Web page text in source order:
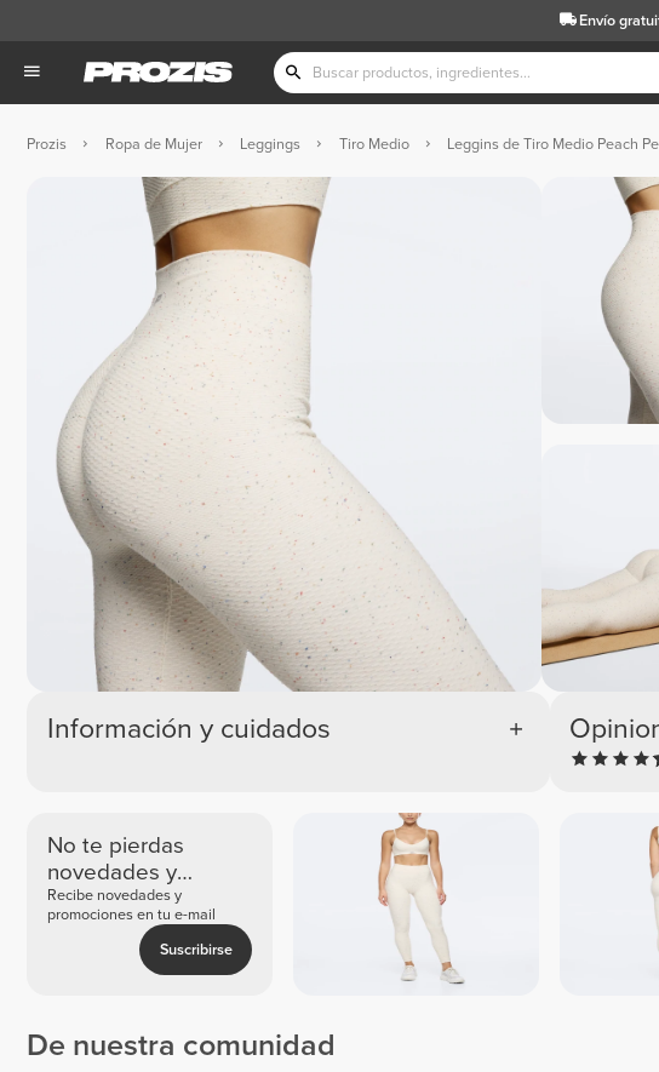
Envío
Prozis Ropa de Mujer Leggings Tiro Medio Leggins de Tiro Medio Peach
Información y cuidados
No te pierdas
novedades y
ofertas exclusivas
Recibe novedades y
promociones en tu e-mail
Suscribirse
De nuestra comunidad